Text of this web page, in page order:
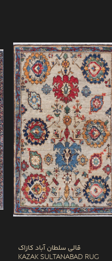
قالی سلطان آباد کازاک
Kazak Sultanabad Rug